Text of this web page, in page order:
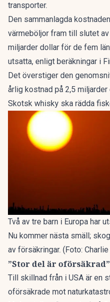
transporter.
Den sammanlagda
värmeböljor fram till slutet
miljarder dollar för de fem
utsatta, enligt beräkningar i
Det överstiger den
årlig kostnad på 2,5 miljarder
Skotsk whisky ska rädda
Två av tre barn i Europa har
Nu kommer nästa smäll;
av försäkringar. (Foto:
”Stor del är oförsäkrad”
Till skillnad från i USA är en
oförsäkrade mot